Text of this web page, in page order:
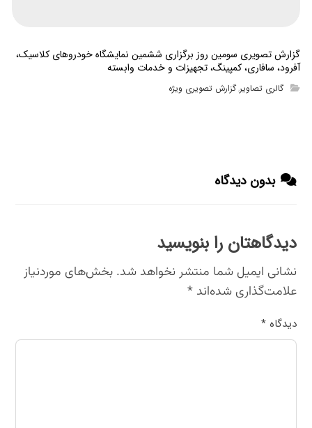
گزارش تصویری سومین روز برگزاری ششمین نمایشگاه خودروهای کلاسیک،
آفرود، سافاری، کمپینگ، تجهیزات و خدمات وابسته
گالری تصاویر,گزارش تصویری ویژه
بدون دیدگاه
دیدگاهتان را بنویسید
نشانی ایمیل شما منتشر نخواهد شد. بخش‌های موردنیاز
علامت‌گذاری شده‌اند*
دیدگاه*